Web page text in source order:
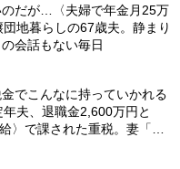
のだが…〈夫婦で年金月25万
地暮らしの67歳夫。静まり
会話もない毎日
金でこんなに持っていかれる
夫、退職金2,600万円と
〉で課された重税。妻「慰